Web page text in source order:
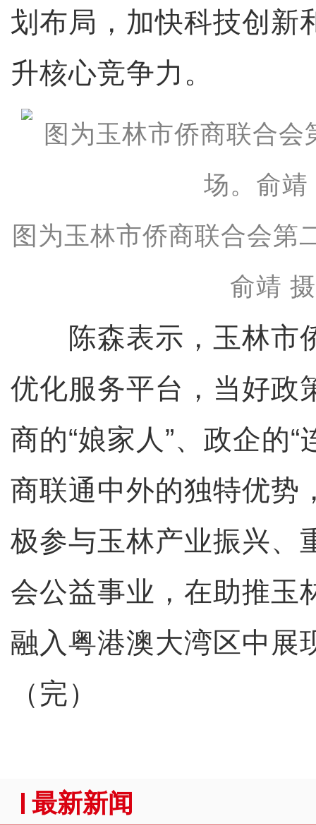
划布局，加快科技创新
升核心竞争力。
图为玉林市侨商联合会第
俞靖 摄
陈森表示，玉林市
优化服务平台，当好政
商的“娘家人”、政企的“
商联通中外的独特优势
极参与玉林产业振兴、
会公益事业，在助推玉
融入粤港澳大湾区中展
（完）
最新新闻